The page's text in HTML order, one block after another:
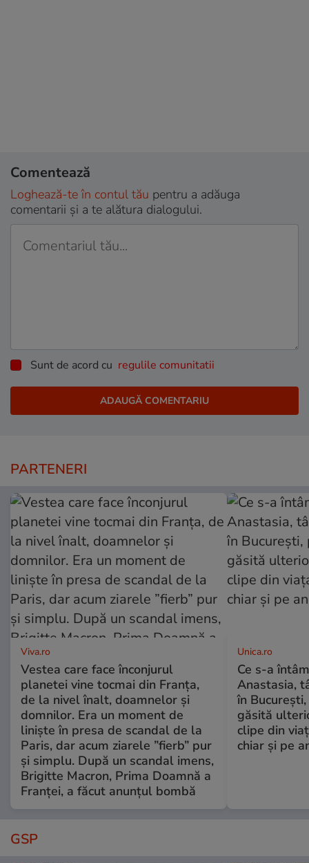
Comentează
Loghează-te în contul tău pentru a adăuga
comentarii și a te alătura dialogului.
Sunt de acord cu regulile comunitatii
PARTENERI
Viva.ro
Vestea care face înconjurul
planetei vine tocmai din Franța,
de la nivel înalt, doamnelor și
domnilor. Era un moment de
liniște în presa de scandal de la
Paris, dar acum ziarele ”fierb” pur
și simplu. După un scandal imens,
Brigitte Macron, Prima Doamnă a
Franței, a făcut anunțul bombă
Unica.ro
Ce s-a
Anastasia,
în
găsită
clipe din
chiar și pe
GSP